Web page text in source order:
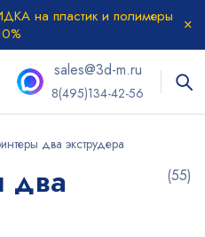
на пластик и полимеры
sales@3d-m.ru
8(495)134-42-56
два экструдера
два
(55)